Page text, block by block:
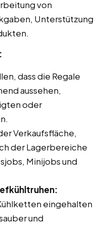
von
Unterstützung
dass die Regale
aussehen,
oder
Verkaufsfläche,
der Lagerbereiche
Minijobs und
eingehalten
und